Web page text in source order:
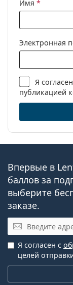
Имя *
Электронная
Я
публикацией
Впервые в
баллов за
выберите
заказе.
Эл. почта
Я согласен с
целей